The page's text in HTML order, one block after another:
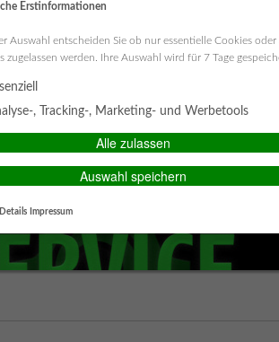
Erstinformationen
Auswahl entscheiden Sie ob nur essentielle Cookies oder
zugelassen werden. Ihre Auswahl wird für 7 Tage
, Tracking-, Marketing- und Werbetools
Alle zulassen
Auswahl speichern
Impressum